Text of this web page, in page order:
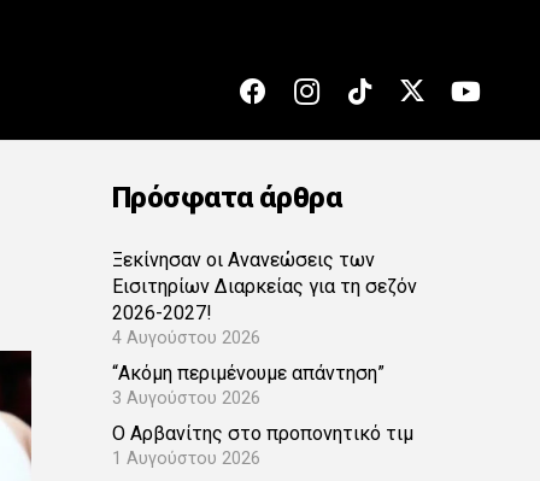
Πρόσφατα άρθρα
Ξεκίνησαν οι Ανανεώσεις των
Εισιτηρίων Διαρκείας για τη σεζόν
2026-2027!
4 Αυγούστου 2026
“Ακόμη περιμένουμε απάντηση”
3 Αυγούστου 2026
Ο Αρβανίτης στο προπονητικό τιμ
1 Αυγούστου 2026